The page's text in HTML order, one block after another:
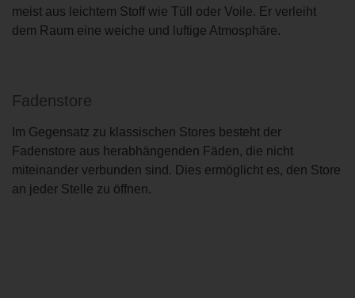
meist aus leichtem Stoff wie Tüll oder Voile. Er verleiht
dem Raum eine weiche und luftige Atmosphäre.
Fadenstore
Im Gegensatz zu klassischen Stores besteht der
Fadenstore aus herabhängenden Fäden, die nicht
miteinander verbunden sind. Dies ermöglicht es, den Store
an jeder Stelle zu öffnen.